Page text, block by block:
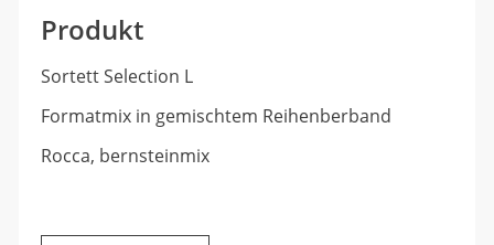
Produkt
Sortett Selection L
Formatmix in gemischtem Reihenberband
Rocca, bernsteinmix